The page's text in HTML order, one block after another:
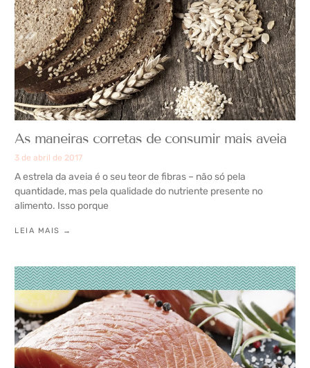
As maneiras corretas de consumir mais aveia
3 de abril de 2017
A estrela da aveia é o seu teor de fibras – não só pela
quantidade, mas pela qualidade do nutriente presente no
alimento. Isso porque
LEIA MAIS →